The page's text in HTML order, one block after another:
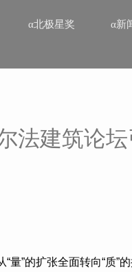
α北极星奖 α新
法建筑论
”的扩张全面转向“质”